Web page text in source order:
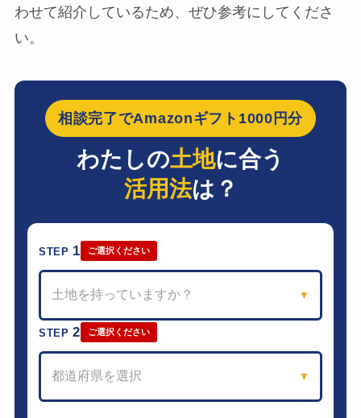
わせて紹介しているため、ぜひ参考にしてくださ
い。
相談完了でAmazonギフト1000円分
わたしの土地に合う
活用法は？
STEP 1 ご選択ください
土地を持っていますか？ ▼
STEP2 ご選択ください
都道府県を選択 ▼